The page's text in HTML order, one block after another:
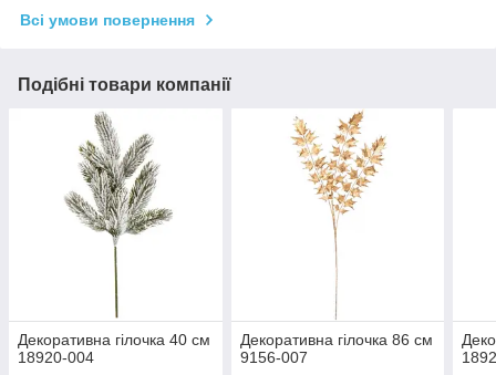
Всі умови повернення
Подібні товари компанії
Декоративна гілочка 40 см
18920-004
Декоративна гілочка 86 см
9156-007